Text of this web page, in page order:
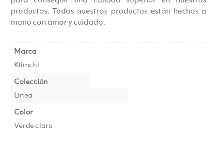
productos. Todos nuestros productos están hechos a
mano con amor y cuidado.
Marca
Klimchi
Colección
Linea
Color
Verde claro